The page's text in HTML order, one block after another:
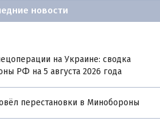
новости
на Украине: сводка
РФ на 5 августа 2026 года
перестановки в Минобороны